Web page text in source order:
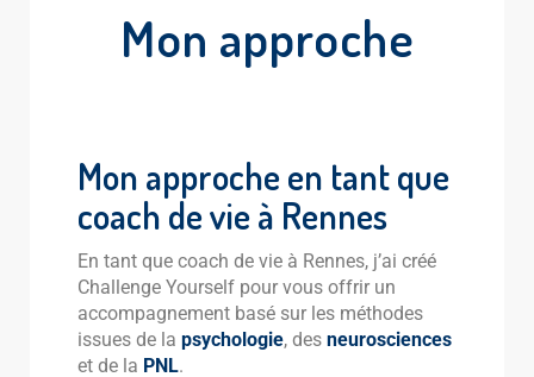
Mon approche
Mon approche en tant que
coach de vie à Rennes
En tant que coach de vie à Rennes, j’ai créé
Challenge Yourself pour vous offrir un
accompagnement basé sur les méthodes
issues de la psychologie, des neurosciences
et de la PNL.